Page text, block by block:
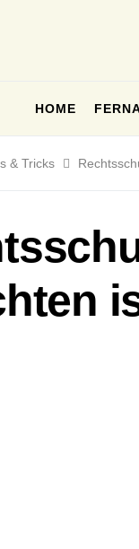
HOME
& Tricks